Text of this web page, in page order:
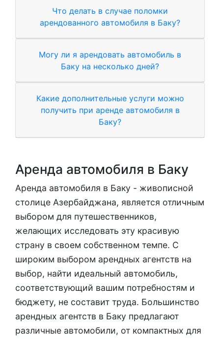
Что делать в случае поломки
арендованного автомобиля в Баку?
Могу ли я арендовать автомобиль в
Баку на несколько дней?
Какие дополнительные услуги можно
получить при аренде автомобиля в
Баку?
Аренда автомобиля в Баку
Аренда автомобиля в Баку - живописной
столице Азербайджана, является отличным
выбором для путешественников,
желающих исследовать эту красивую
страну в своем собственном темпе. С
широким выбором арендных агентств на
выбор, найти идеальный автомобиль,
соответствующий вашим потребностям и
бюджету, не составит труда. Большинство
арендных агентств в Баку предлагают
различные автомобили, от компактных для